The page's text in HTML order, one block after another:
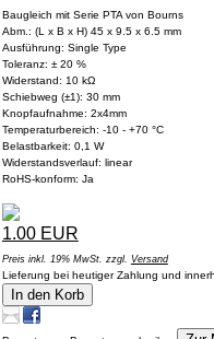
Baugleich mit Serie PTA von Bourns
Abm.: (L x B x H) 45 x 9.5 x 6.5 mm
Ausführung: Single Type
Toleranz: ± 20 %
Widerstand: 10 kΩ
Schiebweg (±1): 30 mm
Knopfaufnahme: 2x4mm
Temperaturbereich: -10 - +70 °C
Belastbarkeit: 0,1 W
Widerstandsverlauf: linear
RoHS-konform: Ja
1.00 EUR
Preis inkl. 19% MwSt. zzgl. Versand
Lieferung bei heutiger Zahlung und
In den Korb